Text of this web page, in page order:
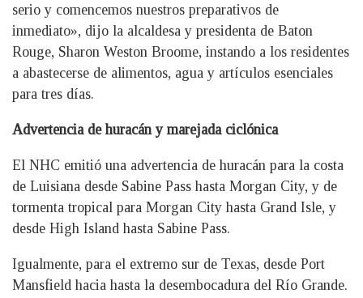
serio y comencemos nuestros preparativos de
inmediato», dijo la alcaldesa y presidenta de Baton
Rouge, Sharon Weston Broome, instando a los residentes
a abastecerse de alimentos, agua y artículos esenciales
para tres días.
Advertencia de huracán y marejada ciclónica
El NHC emitió una advertencia de huracán para la costa
de Luisiana desde Sabine Pass hasta Morgan City, y de
tormenta tropical para Morgan City hasta Grand Isle, y
desde High Island hasta Sabine Pass.
Igualmente, para el extremo sur de Texas, desde Port
Mansfield hacia hasta la desembocadura del Río Grande.